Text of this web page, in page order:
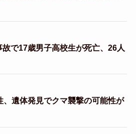
で17歳男子高校生が死亡、26人
、遺体発見でクマ襲撃の可能性が